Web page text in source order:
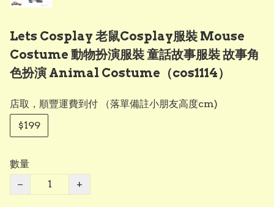
Lets Cosplay 老鼠Cosplay服裝 Mouse
Costume 動物扮演服裝 童話故事服裝 故事角
色扮演 Animal Costume（cos1114）
店取，順豐運費到付 （落單備註小朋友高度cm)
$199
數量
−
+